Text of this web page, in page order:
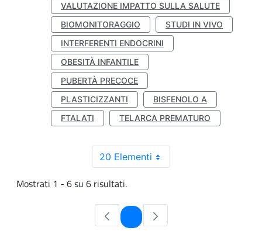
VALUTAZIONE IMPATTO SULLA SALUTE
BIOMONITORAGGIO
STUDI IN VIVO
INTERFERENTI ENDOCRINI
OBESITÀ INFANTILE
PUBERTÀ PRECOCE
PLASTICIZZANTI
BISFENOLO A
FTALATI
TELARCA PREMATURO
20 Elementi
Mostrati 1 - 6 su 6 risultati.
Pagina